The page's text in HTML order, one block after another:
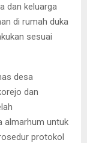
dan keluarga
di rumah duka
sesuai
desa
dan
almarhum untuk
protokol